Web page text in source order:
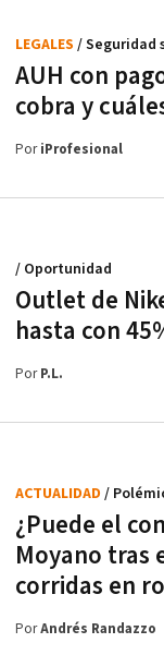
AUH con
cobra y
LEGALES / Seguridad
PoriProfesional
Outlet de
hasta con
/ Oportunidad
PorP.L.
¿Puede el
Moyano tras
corridas en
ACTUALIDAD /
PorAndrés Randazzo